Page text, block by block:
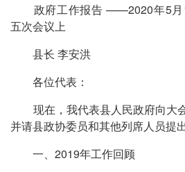
政府工作报告 ——2020年5月
五次会议上
县长 李安洪
各位代表：
现在，我代表县人民政府向大
并请县政协委员和其他列席人员提出
一、2019年工作回顾